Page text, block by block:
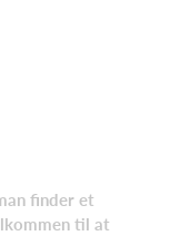
finder et
til at